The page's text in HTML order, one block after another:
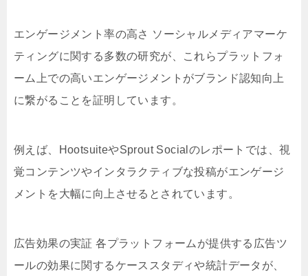
エンゲージメント率の高さ ソーシャルメディアマーケ
ティングに関する多数の研究が、これらプラットフォ
ーム上での高いエンゲージメントがブランド認知向上
に繋がることを証明しています。
例えば、HootsuiteやSprout Socialのレポートでは、視
覚コンテンツやインタラクティブな投稿がエンゲージ
メントを大幅に向上させるとされています。
広告効果の実証 各プラットフォームが提供する広告ツ
ールの効果に関するケーススタディや統計データが、